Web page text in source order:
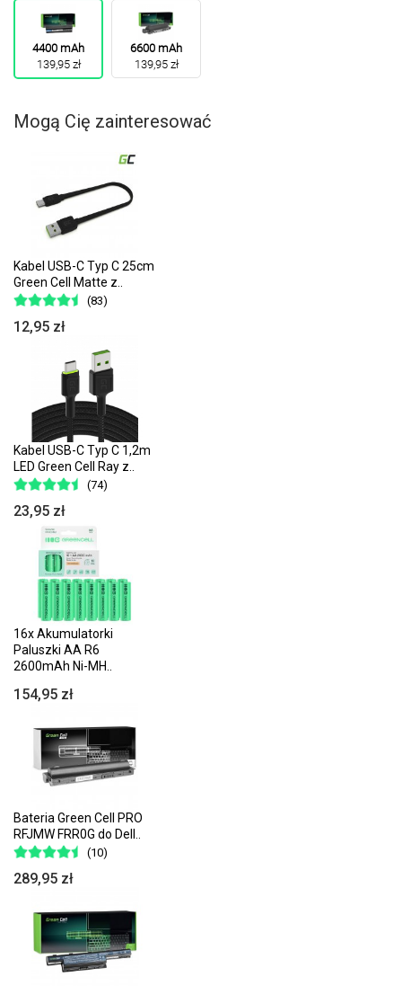
4400 mAh
139,95 zł
6600 mAh
139,95 zł
Mogą Cię zainteresować
Kabel USB-C Typ C 25cm
Green Cell Matte z..
(83)
12,95 zł
Kabel USB-C Typ C 1,2m
LED Green Cell Ray z..
(74)
23,95 zł
16x Akumulatorki
Paluszki AA R6
2600mAh Ni-MH..
154,95 zł
Bateria Green Cell PRO
RFJMW FRR0G do Dell..
(10)
289,95 zł